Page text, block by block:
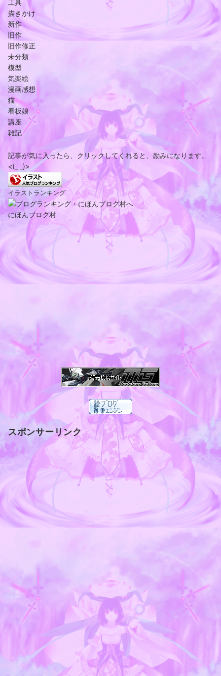
工具
描きかけ
新作
旧作
旧作修正
未分類
模型
気楽絵
漫画感想
猫
看板娘
講座
雑記
記事が気に入ったら、クリックしてくれると、励みになります。
<(_ _)>
イラストランキング
にほんブログ村
スポンサーリンク